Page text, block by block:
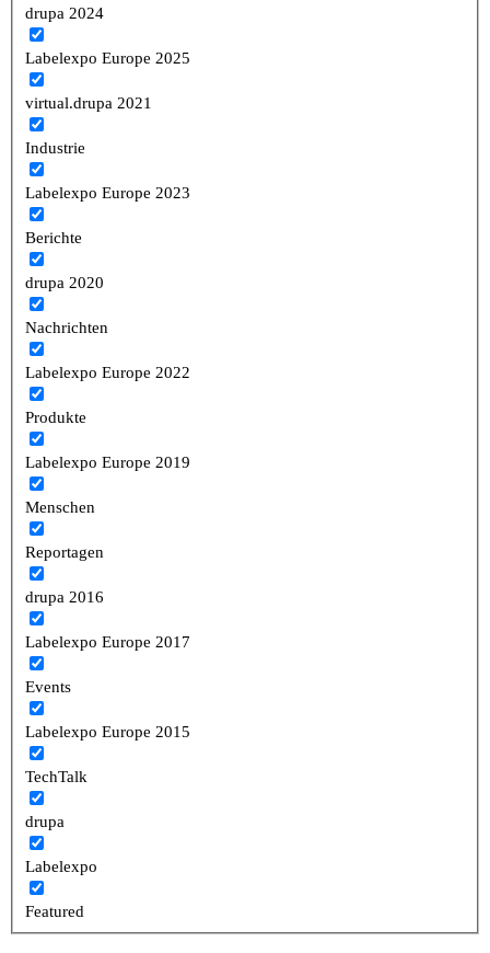
drupa 2024
Labelexpo Europe 2025
virtual.drupa 2021
Industrie
Labelexpo Europe 2023
Berichte
drupa 2020
Nachrichten
Labelexpo Europe 2022
Produkte
Labelexpo Europe 2019
Menschen
Reportagen
drupa 2016
Labelexpo Europe 2017
Events
Labelexpo Europe 2015
TechTalk
drupa
Labelexpo
Featured